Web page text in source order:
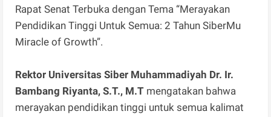
Rapat Senat Terbuka dengan Tema “Merayakan
Pendidikan Tinggi Untuk Semua: 2 Tahun SiberMu
Miracle of Growth”.
Rektor Universitas Siber Muhammadiyah Dr. Ir.
Bambang Riyanta, S.T., M.T mengatakan bahwa
merayakan pendidikan tinggi untuk semua kalimat